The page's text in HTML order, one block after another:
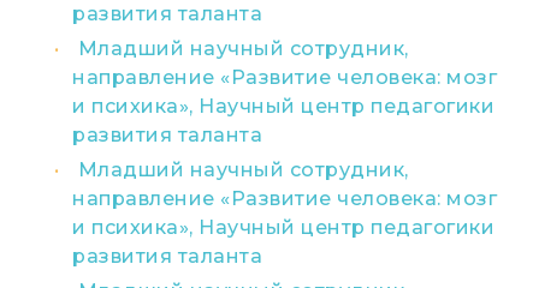
развития таланта
Младший научный сотрудник,
направление «Развитие человека: мозг
и психика», Научный центр педагогики
развития таланта
Младший научный сотрудник,
направление «Развитие человека: мозг
и психика», Научный центр педагогики
развития таланта